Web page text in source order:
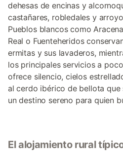
dehesas de encinas y
castañares, robledales y
Pueblos blancos como
Real o Fuenteheridos
ermitas y sus lavaderos,
los principales servicios a
ofrece silencio, cielos
al cerdo ibérico de bellota que
un destino sereno para quien
El alojamiento rural